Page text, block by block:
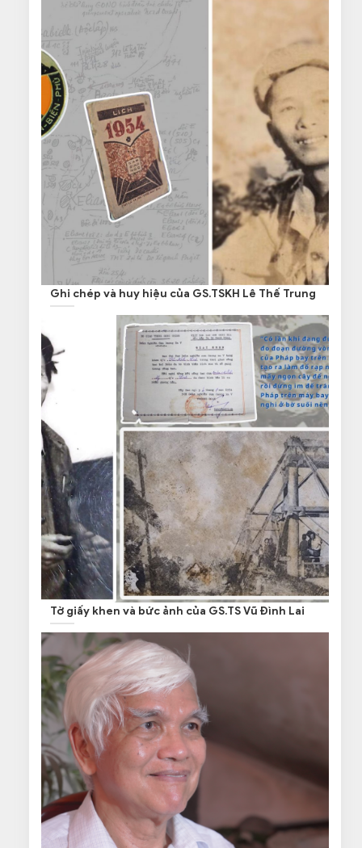
Ghi chép và huy hiệu của GS.TSKH Lê Thế Trung
Tờ giấy khen và bức ảnh của GS.TS Vũ Đình Lai